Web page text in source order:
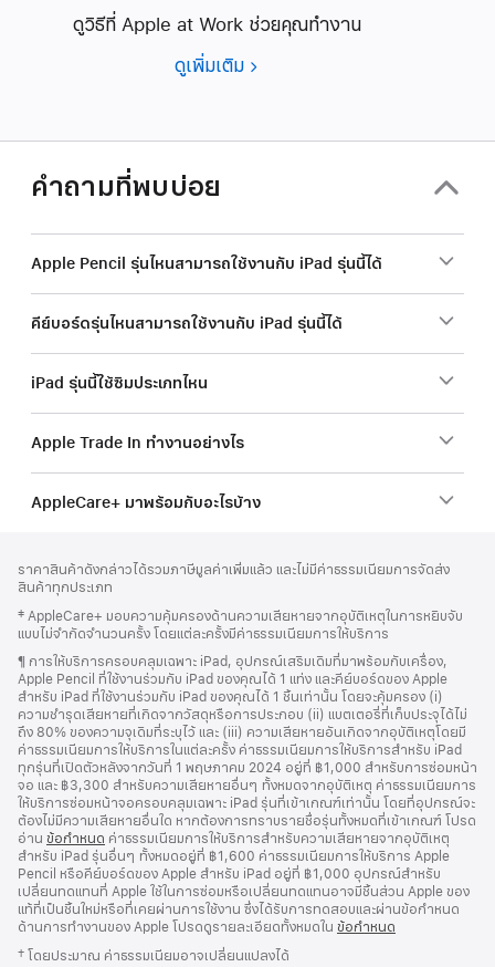
ดูวิธีที่ Apple at Work ช่วยคุณทำงาน
ดูเพิ่มเติม ต้องการ
เพื่อ
ใช่
หรือ
ไม่
คำถามที่พบบ่อย
Apple Pencil รุ่นไหนสามารถใช้งานกับ iPad รุ่นนี้ได้
คีย์บอร์ดรุ่นไหนสามารถใช้งานกับ iPad รุ่นนี้ได้
iPad รุ่นนี้ใช้ซิมประเภทไหน
Apple Trade In ทำงานอย่างไร
AppleCare+ มาพร้อมกับอะไรบ้าง
ท้าย
กระดาษ
เชิงอรรถ
ราคาสินค้าดังกล่าวได้รวมภาษีมูลค่าเพิ่มแล้ว และไม่มีค่าธรรมเนียมการจัดส่ง
สินค้าทุกประเภท
เชิงอรรถ
‡ AppleCare+ มอบความคุ้มครองด้านความเสียหายจากอุบัติเหตุในการหยิบจับ
แบบไม่จำกัดจำนวนครั้ง โดยแต่ละครั้งมีค่าธรรมเนียมการให้บริการ
เชิงอรรถ
¶ การให้บริการครอบคลุมเฉพาะ iPad, อุปกรณ์เสริมเดิมที่มาพร้อมกับเครื่อง,
Apple Pencil ที่ใช้งานร่วมกับ iPad ของคุณได้ 1 แท่ง และคีย์บอร์ดของ Apple
สำหรับ iPad ที่ใช้งานร่วมกับ iPad ของคุณได้ 1 ชิ้นเท่านั้น โดยจะคุ้มครอง (i)
ความชำรุดเสียหายที่เกิดจากวัสดุหรือการประกอบ (ii) แบตเตอรี่ที่เก็บประจุได้ไม่
ถึง 80% ของความจุเดิมที่ระบุไว้ และ (iii) ความเสียหายอันเกิดจากอุบัติเหตุโดยมี
ค่าธรรมเนียมการให้บริการในแต่ละครั้ง ค่าธรรมเนียมการให้บริการสำหรับ iPad
ทุกรุ่นที่เปิดตัวหลังจากวันที่ 1 พฤษภาคม 2024 อยู่ที่ ฿1,000 สำหรับการซ่อมหน้า
จอ และ ฿3,300 สำหรับความเสียหายอื่นๆ ทั้งหมดจากอุบัติเหตุ ค่าธรรมเนียมการ
ให้บริการซ่อมหน้าจอครอบคลุมเฉพาะ iPad รุ่นที่เข้าเกณฑ์เท่านั้น โดยที่อุปกรณ์จะ
ต้องไม่มีความเสียหายอื่นใด หากต้องการทราบรายชื่อรุ่นทั้งหมดที่เข้าเกณฑ์ โปรด
อ่าน ข้อกำหนด ค่าธรรมเนียมการให้บริการสำหรับความเสียหายจากอุบัติเหตุ
สำหรับ iPad รุ่นอื่นๆ ทั้งหมดอยู่ที่ ฿1,600 ค่าธรรมเนียมการให้บริการ Apple
Pencil หรือคีย์บอร์ดของ Apple สำหรับ iPad อยู่ที่ ฿1,000 อุปกรณ์สำหรับ
เปลี่ยนทดแทนที่ Apple ใช้ในการซ่อมหรือเปลี่ยนทดแทนอาจมีชิ้นส่วน Apple ของ
แท้ที่เป็นชิ้นใหม่หรือที่เคยผ่านการใช้งาน ซึ่งได้รับการทดสอบและผ่านข้อกำหนด
ด้านการทำงานของ Apple โปรดดูรายละเอียดทั้งหมดใน ข้อกำหนด
เชิงอรรถ
† โดยประมาณ ค่าธรรมเนียมอาจเปลี่ยนแปลงได้